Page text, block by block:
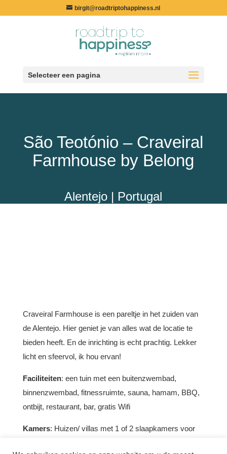
birgit@roadtriptohappiness.nl
Selecteer een pagina
São Teotónio – Craveiral
Farmhouse by Belong
Alentejo | Portugal
Craveiral Farmhouse is een pareltje in het zuiden van
de Alentejo. Hier geniet je van alles wat de locatie te
bieden heeft. En de inrichting is echt prachtig. Lekker
licht en sfeervol, ik hou ervan!
Faciliteiten: een tuin met een buitenzwembad,
binnenzwembad, fitnessruimte, sauna, hamam, BBQ,
ontbijt, restaurant, bar, gratis Wifi
Kamers: Huizen/ villas met 1 of 2 slaapkamers voor